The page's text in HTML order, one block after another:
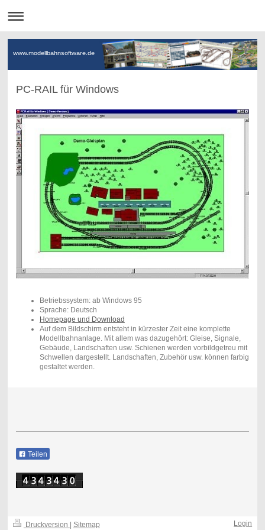
www.modellbahnsoftware.de
PC-RAIL für Windows
Betriebssystem: ab Windows 95
Sprache: Deutsch
Homepage und Download
Auf dem Bildschirm entsteht in kürzester Zeit eine komplette
Modellbahnanlage. Mit allem was dazugehört: Gleise, Signale,
Gebäude, Landschaften usw. Schienen werden vorbildgetreu mit
Schwellen dargestellt. Landschaften, Zubehör usw. können farbig
gestaltet werden.
Teilen
Druckversion | Sitemap
Login